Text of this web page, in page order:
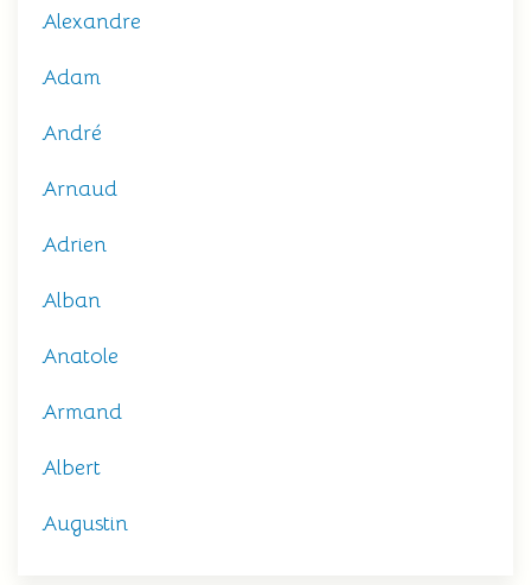
Alexandre
Adam
André
Arnaud
Adrien
Alban
Anatole
Armand
Albert
Augustin